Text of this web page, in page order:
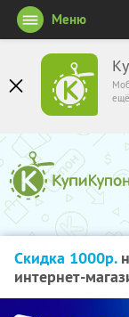
Меню
Скидка 1000р.
интернет-